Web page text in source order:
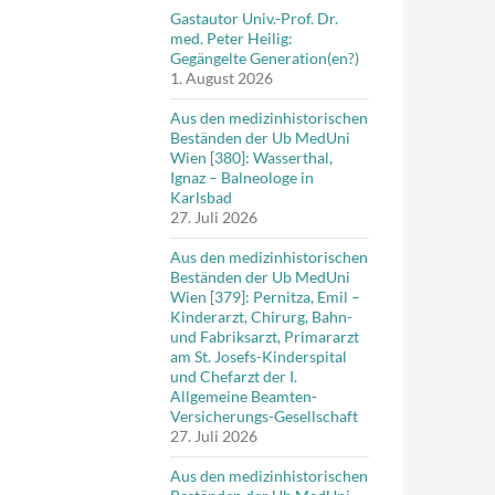
Gastautor Univ.-Prof. Dr.
med. Peter Heilig:
Gegängelte Generation(en?)
1. August 2026
Aus den medizinhistorischen
Beständen der Ub MedUni
Wien [380]: Wasserthal,
Ignaz – Balneologe in
Karlsbad
27. Juli 2026
Aus den medizinhistorischen
Beständen der Ub MedUni
Wien [379]: Pernitza, Emil –
Kinderarzt, Chirurg, Bahn-
und Fabriksarzt, Primararzt
am St. Josefs-Kinderspital
und Chefarzt der I.
Allgemeine Beamten-
Versicherungs-Gesellschaft
27. Juli 2026
Aus den medizinhistorischen